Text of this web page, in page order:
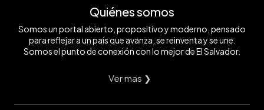
Quiénes somos
Somos un portal abierto, propositivo y moderno, pensado
para reflejar a un país que avanza, se reinventa y se une.
Somos el punto de conexión con lo mejor de El Salvador.
Ver mas ❯